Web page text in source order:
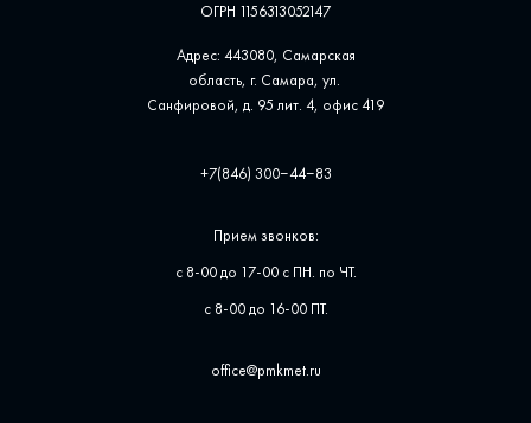
ОГРН 1156313052147
Адрес: 443080, Самарская
область, г. Самара, ул. ​
Санфировой, д. 95 лит. 4, офис ​419
+7(846) 300‒44‒83
Прием звонков:
с 8-00 до 17-00 с ПН. по ЧТ.
с 8-00 до 16-00 ПТ.
office@pmkmet.ru